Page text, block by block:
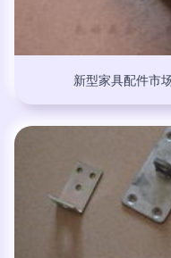
新型家具配件市